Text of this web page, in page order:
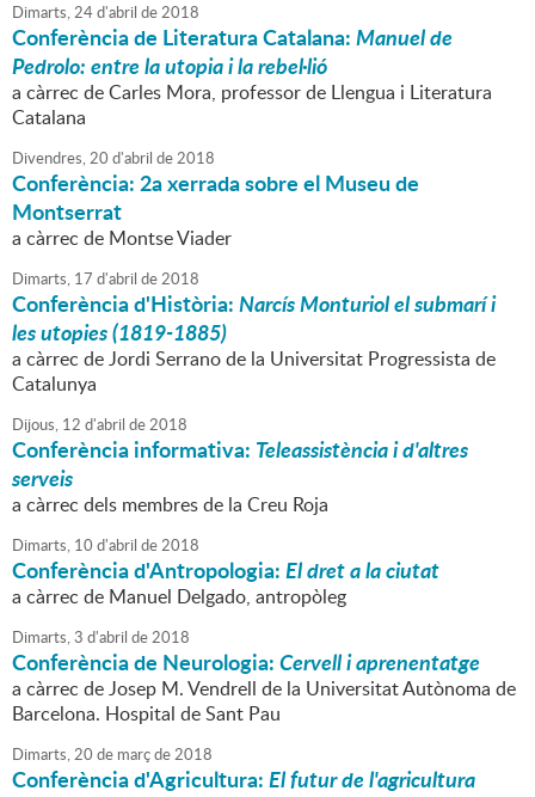
Dimarts,24d'abril de2018
Conferència de Literatura Catalana:Manuel de
Pedrolo: entre la utopia i la rebel·lió
a càrrec de Carles Mora, professor de Llengua i Literatura
Catalana
Divendres,20 d'abril de2018
Conferència: 2a xerrada sobre el Museu de
Montserrat
a càrrec de Montse Viader
Dimarts, 17 d'abril de2018
Conferència d'Història:Narcís Monturiol el submarí i
les utopies (1819-1885)
a càrrec de Jordi Serrano de la Universitat Progressista de
Catalunya
Dijous, 12 d'abril de2018
Conferència informativa: Teleassistència i d'altres
serveis
a càrrec dels membres de la Creu Roja
Dimarts, 10 d'abril de2018
Conferència d'Antropologia:El dret a la ciutat
a càrrec de Manuel Delgado, antropòleg
Dimarts,3 d'abril de2018
Conferència de Neurologia:Cervell i aprenentatge
a càrrec de Josep M. Vendrell de la Universitat Autònoma de
Barcelona. Hospital de Sant Pau
Dimarts,20 de marçde2018
Conferència d'Agricultura:El futur de l'agricultura